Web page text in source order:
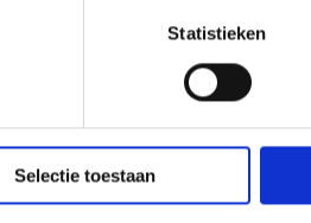
Statistieken
Selectie toestaan